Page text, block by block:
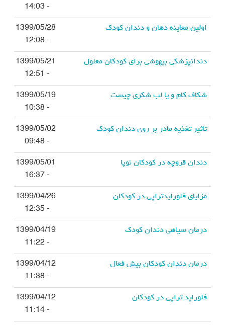
- 14:03
اولین معاینه دهان و دندان کودک
1399/05/28
- 12:08
دندانپزشکی بیهوشی برای کودکان معلول
1399/05/21
- 12:51
شکاف کام و یا لب شکری چیست
1399/05/19
- 10:38
تاثیر تغذیه مادر بر روی دندان کودک
1399/05/02
- 09:48
دندان قروچه در کودکان نوپا
1399/05/01
- 16:37
مزایای فلورایدتراپی در کودکان
1399/04/26
- 12:35
درمان سیاهی دندان کودک
1399/04/19
- 11:22
درمان دندان کودکان بیش فعال
1399/04/12
- 11:38
فلوراید تراپی در کودکان
1399/04/12
- 11:14